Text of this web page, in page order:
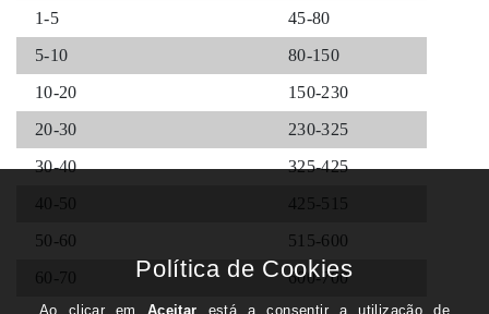
1-5
45-80
5-10
80-150
10-20
150-230
20-30
230-325
30-40
325-425
40-50
425-515
50-60
515-600
60-70
600-700